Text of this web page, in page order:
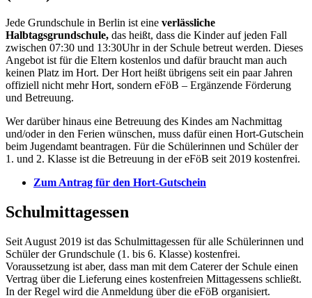
Jede Grundschule in Berlin ist eine verlässliche
Halbtagsgrundschule, das heißt, dass die Kinder auf jeden Fall
zwischen 07:30 und 13:30Uhr in der Schule betreut werden. Dieses
Angebot ist für die Eltern kostenlos und dafür braucht man auch
keinen Platz im Hort. Der Hort heißt übrigens seit ein paar Jahren
offiziell nicht mehr Hort, sondern eFöB – Ergänzende Förderung
und Betreuung.
Wer darüber hinaus eine Betreuung des Kindes am Nachmittag
und/oder in den Ferien wünschen, muss dafür einen Hort-Gutschein
beim Jugendamt beantragen. Für die Schülerinnen und Schüler der
1. und 2. Klasse ist die Betreuung in der eFöB seit 2019 kostenfrei.
Zum Antrag für den Hort-Gutschein
Schulmittagessen
Seit August 2019 ist das Schulmittagessen für alle Schülerinnen und
Schüler der Grundschule (1. bis 6. Klasse) kostenfrei.
Voraussetzung ist aber, dass man mit dem Caterer der Schule einen
Vertrag über die Lieferung eines kostenfreien Mittagessens schließt.
In der Regel wird die Anmeldung über die eFöB organisiert.